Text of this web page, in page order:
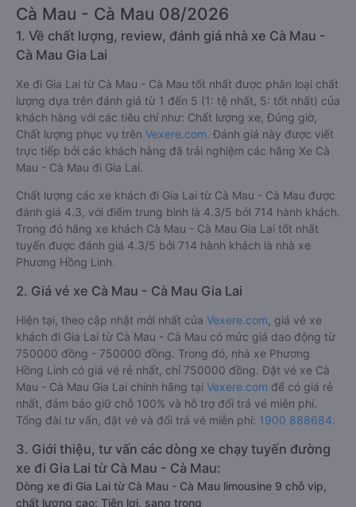
Cà Mau - Cà Mau 08/2026
1. Về chất lượng, review, đánh giá nhà xe Cà Mau -
Cà Mau Gia Lai
Xe đi Gia Lai từ Cà Mau - Cà Mau tốt nhất được phân loại chất
lượng dựa trên đánh giá từ 1 đến 5 (1: tệ nhất, 5: tốt nhất) của
khách hàng với các tiêu chí như: Chất lượng xe, Đúng giờ,
Chất lượng phục vụ trên Vexere.com. Đánh giá này được viết
trực tiếp bởi các khách hàng đã trải nghiệm các hãng Xe Cà
Mau - Cà Mau đi Gia Lai.
Chất lượng các xe khách đi Gia Lai từ Cà Mau - Cà Mau được
đánh giá 4.3, với điểm trung bình là 4.3/5 bởi 714 hành khách.
Trong đó hãng xe khách Cà Mau - Cà Mau Gia Lai tốt nhất
tuyến được đánh giá 4.3/5 bởi 714 hành khách là nhà xe
Phương Hồng Linh.
2. Giá vé xe Cà Mau - Cà Mau Gia Lai
Hiện tại, theo cập nhật mới nhất của Vexere.com , giá vé xe
khách đi Gia Lai từ Cà Mau - Cà Mau có mức giá dao động từ
750000 đồng - 750000 đồng. Trong đó, nhà xe Phương
Hồng Linh có giá vé rẻ nhất, chỉ 750000 đồng. Đặt vé xe Cà
Mau - Cà Mau Gia Lai chính hãng tại Vexere.com để có giá rẻ
nhất, đảm bảo giữ chỗ 100% và hỗ trợ đổi trả vé miễn phí.
Tổng đài tư vấn, đặt vé và đổi trả vé miễn phí: 1900 888684.
3. Giới thiệu, tư vấn các dòng xe chạy tuyến đường
xe đi Gia Lai từ Cà Mau - Cà Mau:
Dòng xe đi Gia Lai từ Cà Mau - Cà Mau limousine 9 chỗ vip,
chất lượng cao: Tiện lợi, sang trọng